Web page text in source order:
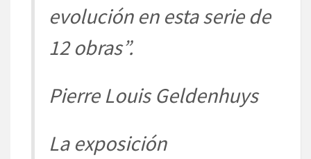
evolución en esta seriede
12 obras”.
Pierre LouisGeldenhuys
La exposición